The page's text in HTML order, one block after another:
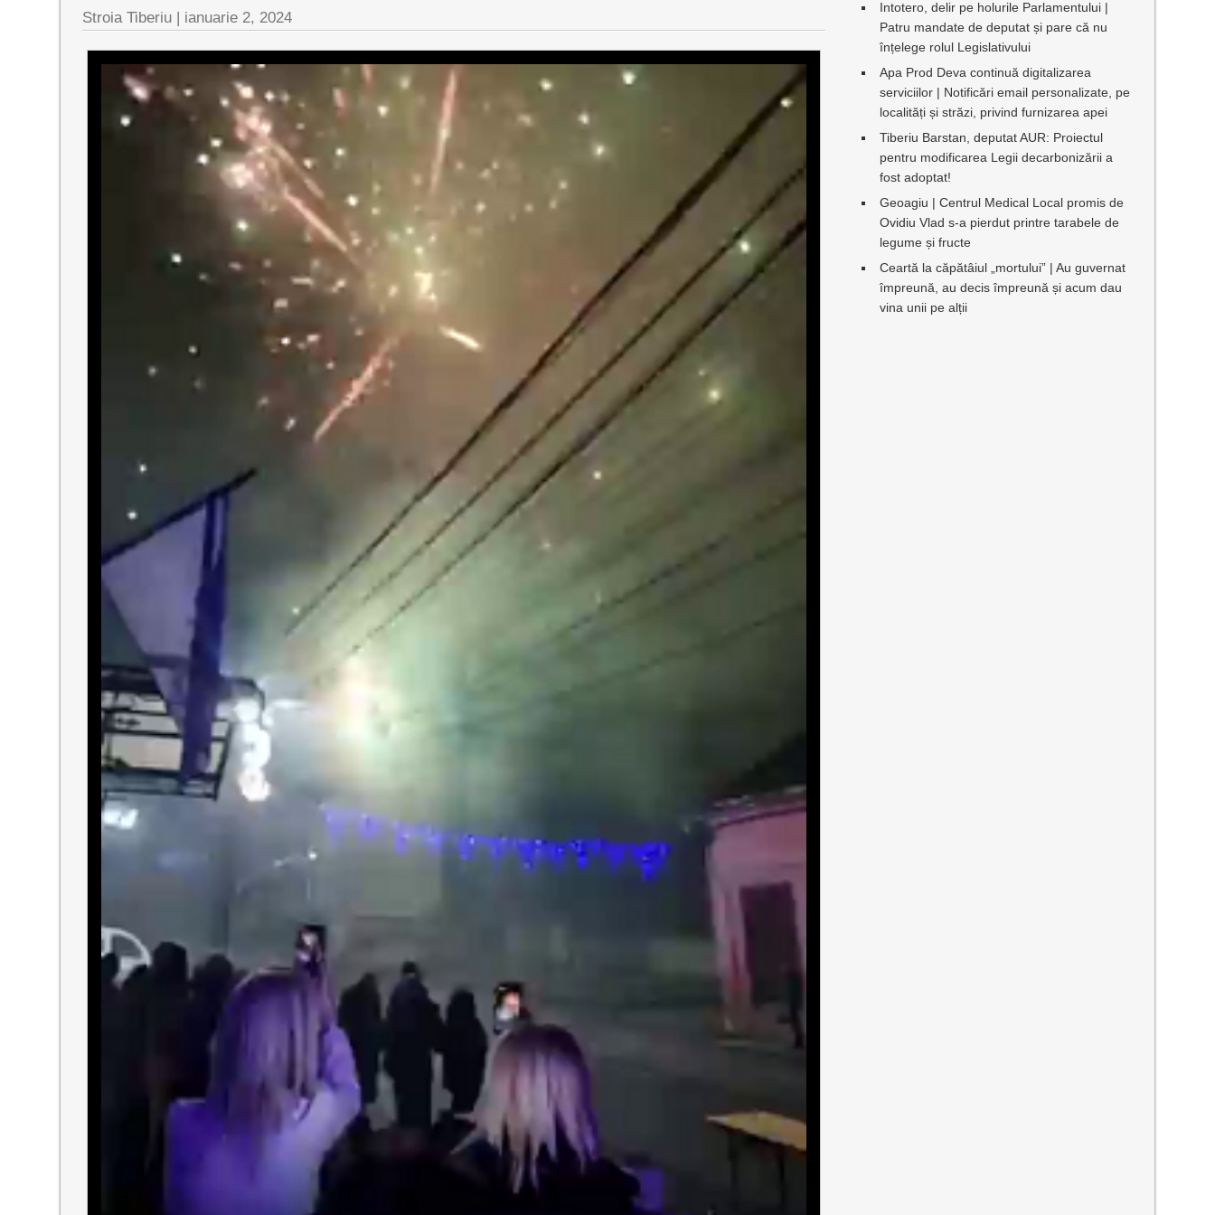
Stroia Tiberiu | ianuarie 2, 2024
Intotero, delir pe holurile Parlamentului |
Patru mandate de deputat și pare că nu
înțelege rolul Legislativului
Apa Prod Deva continuă digitalizarea
serviciilor | Notificări email personalizate, pe
localități și străzi, privind furnizarea apei
Tiberiu Barstan, deputat AUR: Proiectul
pentru modificarea Legii decarbonizării a
fost adoptat!
Geoagiu | Centrul Medical Local promis de
Ovidiu Vlad s-a pierdut printre tarabele de
legume și fructe
Ceartă la căpătâiul „mortului” | Au guvernat
împreună, au decis împreună și acum dau
vina unii pe alții